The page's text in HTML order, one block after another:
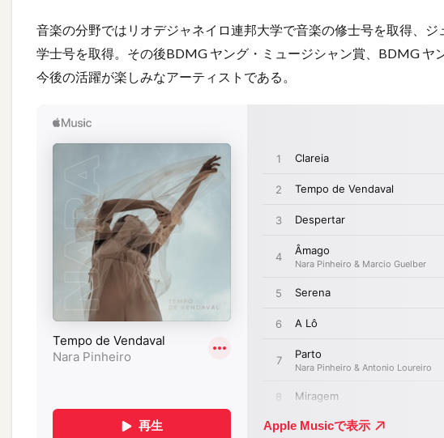
音楽の分野ではリオデジャネイロ連邦大学で音楽の修士号を取得、
学士号を取得。その後BDMG ヤング・ミュージシャン賞、BDMG ヤ
今後の活躍が楽しみなアーティストである。